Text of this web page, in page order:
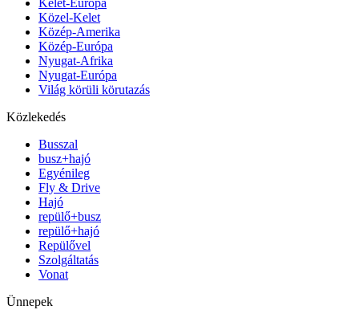
Kelet-Európa
Közel-Kelet
Közép-Amerika
Közép-Európa
Nyugat-Afrika
Nyugat-Európa
Világ körüli körutazás
Közlekedés
Busszal
busz+hajó
Egyénileg
Fly & Drive
Hajó
repülő+busz
repülő+hajó
Repülővel
Szolgáltatás
Vonat
Ünnepek